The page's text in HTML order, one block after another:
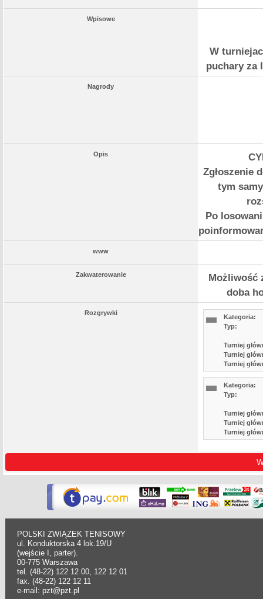
Wpisowe
W
puchary za
Nagrody
Opis
Zgłoszenie
tym
Po
www
Zakwaterowanie
Możliwość
doba
Rozgrywki
Kategoria:
Typ:
Turniej
Turniej
Turniej
Kategoria:
Typ:
Turniej
Turniej
Turniej
POLSKI ZWIĄZEK TENISOWY
ul. Konduktorska 4 lok.19/U
(wejście I, parter).
00-775 Warszawa
tel. (48-22) 122 12 00, 122 12 01
fax. (48-22) 122 12 11
e-mail: pzt@pzt.pl